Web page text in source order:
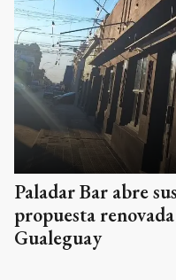
Paladar Bar abre
propuesta
Gualeguay